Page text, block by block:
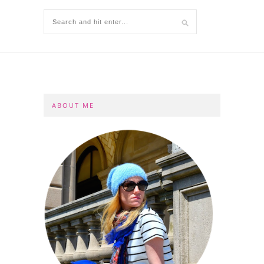
ABOUT ME